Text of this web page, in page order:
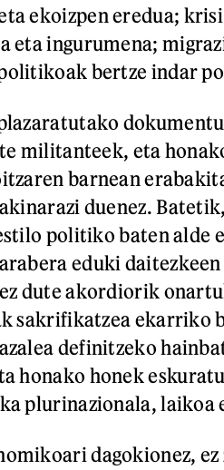
ekoizpen eredua;
eta ingurumena;
bertze indar
militanteek, eta
barnean
duenez.
politiko baten alde
eduki
dute akordiorik
sakrifikatzea ekarriko
definitzeko
honako honek
plurinazionala, laikoa
dagokionez,